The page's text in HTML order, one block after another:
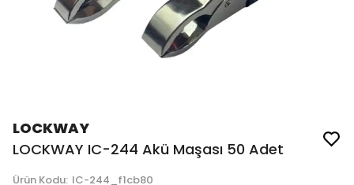
LOCKWAY
LOCKWAY IC-244 Akü Maşası 50 Adet
Ürün Kodu: IC-244_f1cb80